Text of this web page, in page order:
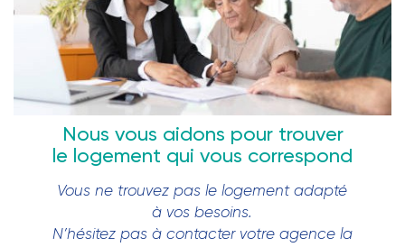
Nous vous aidons pour trouver
le logement qui vous correspond
Vous ne trouvez pas le logement adapté
à vos besoins.
N’hésitez pas à contacter votre agence la